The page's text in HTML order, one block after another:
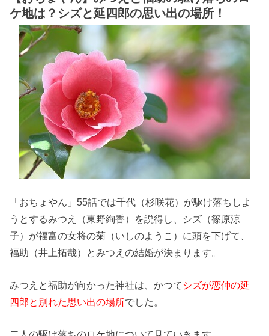
ケ地は？シズと延四郎の思い出の場所！
「おちょやん」55話では千代（杉咲花）が駆け落ちしよ
うとするみつえ（東野絢香）を説得し、シズ（篠原涼
子）が福富の女将の菊（いしのようこ）に頭を下げて、
福助（井上拓哉）とみつえの結婚が決まります。
みつえと福助が向かった神社は、かつて シズが恋仲の延
四郎と別れた思い出の場所でした。